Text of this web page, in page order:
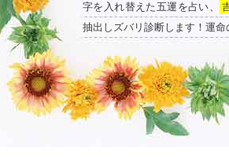
字を入れ替えた五運を占い、
抽出しズバリ診断します！運命